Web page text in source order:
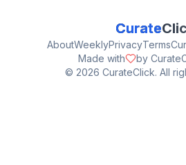
Curate
AboutWeeklyPrivacyTerms
Made with
by
© 2026 CurateClick. All